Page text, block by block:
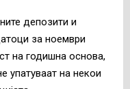
депозити и
за ноември
на годишна основа,
упатуваат на некои